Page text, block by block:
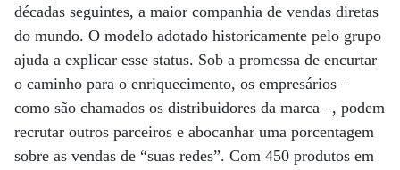
décadas seguintes, a maior companhia de vendas diretas
do mundo. O modelo adotado historicamente pelo grupo
ajuda a explicar esse status. Sob a promessa de encurtar
o caminho para o enriquecimento, os empresários –
como são chamados os distribuidores da marca –, podem
recrutar outros parceiros e abocanhar uma porcentagem
sobre as vendas de “suas redes”. Com 450 produtos em